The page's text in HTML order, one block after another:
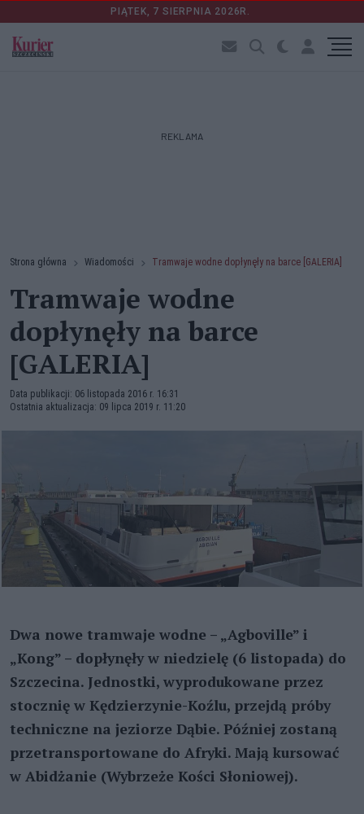
PIĄTEK, 7 SIERPNIA 2026R.
REKLAMA
Strona główna Wiadomości Tramwaje wodne dopłynęły na barce [GALERIA]
Tramwaje wodne
dopłynęły na barce
[GALERIA]
Data publikacji: 06 listopada 2016 r. 16:31
Ostatnia aktualizacja: 09 lipca 2019 r. 11:20
Dwa nowe tramwaje wodne – „Agboville” i
„Kong” – dopłynęły w niedzielę (6 listopada) do
Szczecina. Jednostki, wyprodukowane przez
stocznię w Kędzierzynie-Koźlu, przejdą próby
techniczne na jeziorze Dąbie. Później zostaną
przetransportowane do Afryki. Mają kursować
w Abidżanie (Wybrzeże Kości Słoniowej).